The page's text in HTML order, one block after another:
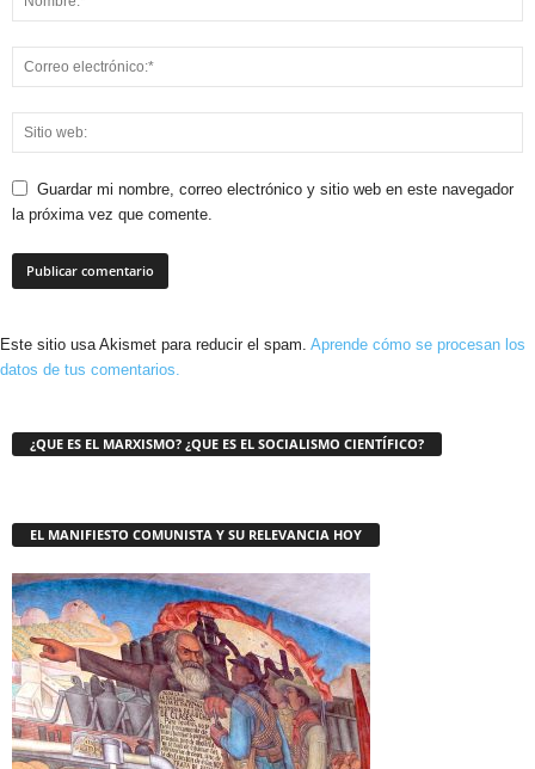
Guardar mi nombre, correo electrónico y sitio web en este navegador
la próxima vez que comente.
Este sitio usa Akismet para reducir el spam. Aprende cómo se procesan los
datos de tus comentarios.
¿QUE ES EL MARXISMO? ¿QUE ES EL SOCIALISMO CIENTÍFICO?
EL MANIFIESTO COMUNISTA Y SU RELEVANCIA HOY